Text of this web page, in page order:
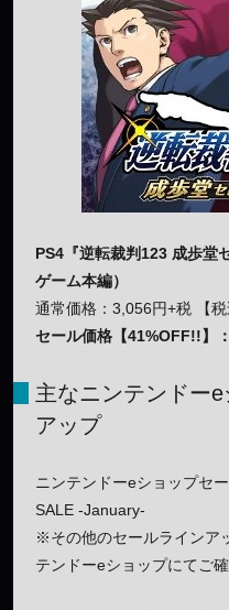
PS4『逆転裁判123 成歩堂
ゲーム本編）
通常価格：3,056円+税 【税
セール価格【41%OFF!!】
主なニンテンドー
アップ
ニンテンドーeショップセ
SALE -January-
※その他のセールラインア
テンドーeショップにてご確